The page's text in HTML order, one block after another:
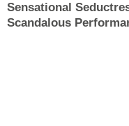
Sensational
Scandalous